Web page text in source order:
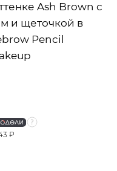
Ash Brown с
и щеточкой в
Pencil
₽